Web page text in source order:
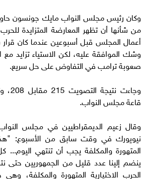
وكان رئيس مجلس النواب مايك جونسون
من شأنها أن تظهر المعارضة المتزايدة
أعمال المجلس قبل أسبوعين عندما كان
وشك الموافقة عليه، لكن الاستياء تزايد مع
صعوبة ترامب في التفاوض على حل سريع.
وجاءت
قاعة مجلس النواب.
وقال زعيم الديمقراطيين في مجلس
نيويورك في وقت سابق من الأسبوع: "هذه
المتهورة والمكلفة يجب أن تنتهي اليوم...
ينضم إلينا عدد قليل من الجمهوريين حتى
الحرب الاختيارية المتهورة والمكلفة،